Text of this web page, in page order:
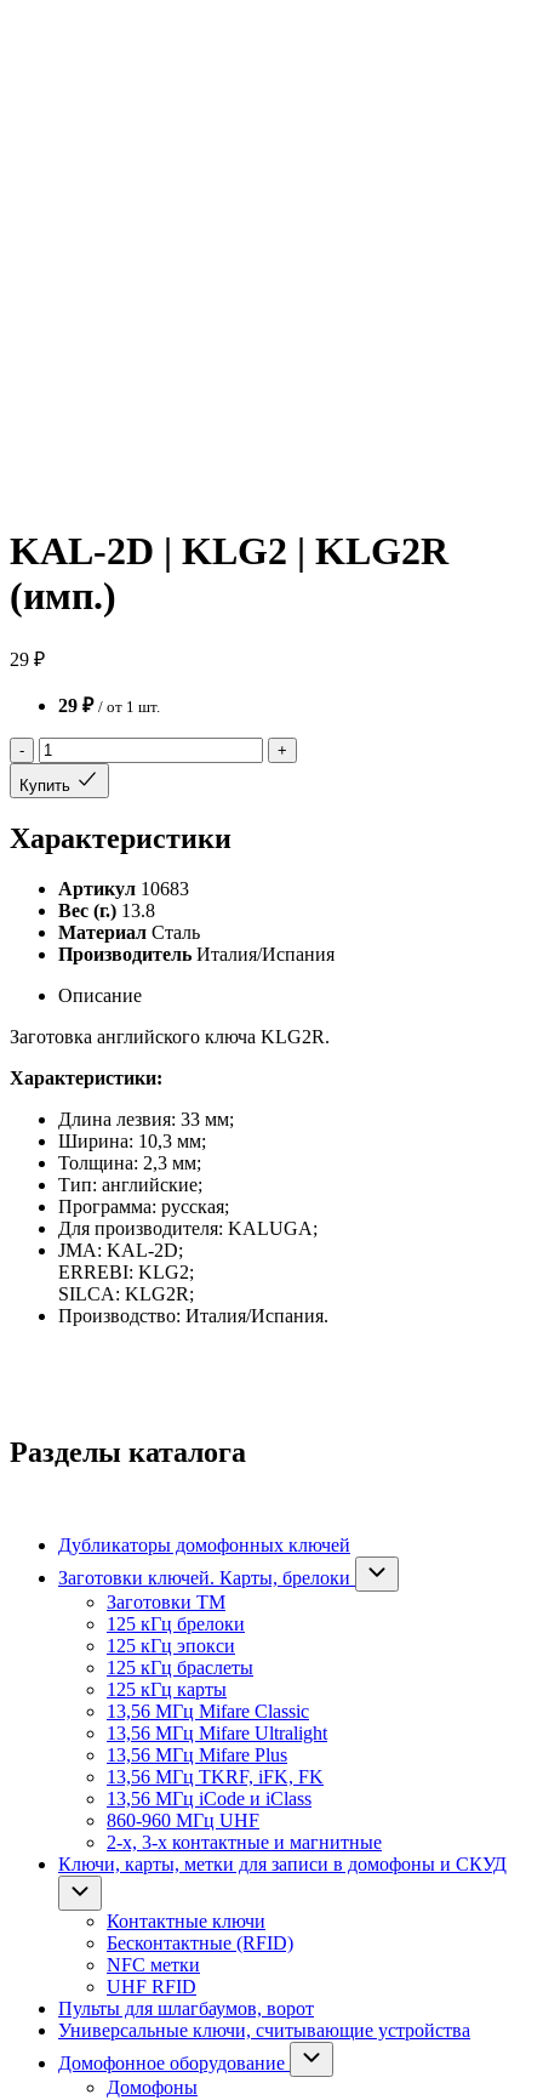
KAL-2D | KLG2 | KLG2R
(имп.)
29 ₽
29 ₽ / от 1 шт.
-
+
Купить
Характеристики
Артикул 10683
Вес (г.) 13.8
Материал Сталь
Производитель Италия/Испания
Описание
Заготовка английского ключа KLG2R.
Характеристики:
Длина лезвия: 33 мм;
Ширина: 10,3 мм;
Толщина: 2,3 мм;
Тип: английские;
Программа: русская;
Для производителя: KALUGA;
JMA: KAL-2D;
ERREBI: KLG2;
SILCA: KLG2R;
Производство: Италия/Испания.
Разделы каталога
Дубликаторы домофонных ключей
Заготовки ключей. Карты, брелоки
Заготовки ТМ
125 кГц брелоки
125 кГц эпокси
125 кГц браслеты
125 кГц карты
13,56 МГц Mifare Classic
13,56 МГц Mifare Ultralight
13,56 МГц Mifare Plus
13,56 МГц TKRF, iFK, FK
13,56 МГц iCode и iClass
860-960 МГц UHF
2-х, 3-х контактные и магнитные
Ключи, карты, метки для записи в домофоны и СКУД
Контактные ключи
Бесконтактные (RFID)
NFC метки
UHF RFID
Пульты для шлагбаумов, ворот
Универсальные ключи, считывающие устройства
Домофонное оборудование
Домофоны